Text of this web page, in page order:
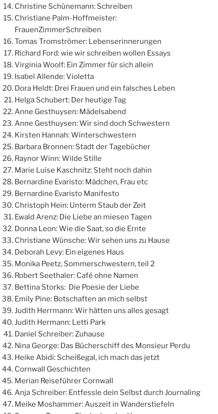
Christine Schünemann: Schreiben
Christiane Palm-Hoffmeister:
FrauenZimmerSchreiben
Tomas Tromströmer: Lebenserinnerungen
Richard Ford: wie wir schreiben wollen Essays
Virginia Woolf: Ein Zimmer für sich allein
Isabel Allende: Violetta
Dora Heldt: Drei Frauen und ein falsches Leben
Helga Schubert: Der heutige Tag
Anne Gesthuysen: Mädelsabend
Anne Gesthuysen: Wir sind doch Schwestern
Kirsten Hannah: Winterschwestern
Barbara Bronnen: Stadt der Tagebücher
Raynor Winn: Wilde Stille
Marie Luise Kaschnitz: Steht noch dahin
Bernardine Evaristo: Mädchen, Frau etc
Bernardine Evaristo Manifesto
Christoph Hein: Unterm Staub der Zeit
Ewald Arenz: Die Liebe an miesen Tagen
Donna Leon: Wie die Saat, so die Ernte
Christiane Wünsche: Wir sehen uns zu Hause
Deborah Levy: Ein eigenes Haus
Monika Peetz, Sommerschwestern, teil 2
Robert Seethaler: Café ohne Namen
Bettina Storks: Die Poesie der Liebe
Emily Pine: Botschaften an mich selbst
Judith Herrmann: Wir hätten uns alles gesagt
Judith Hermann: Letti Park
Daniel Schreiber: Zuhause
Nina George: Das Bücherschiff des Monsieur Perdu
Heike Abidi: Scheißegal, ich mach das jetzt
Cornwall Geschichten
Merian Reiseführer Cornwall
Anja Schreiber: Entfessle dein Selbst durch Journaling
Meike Moshammer: Auszeit in Wanderstiefeln